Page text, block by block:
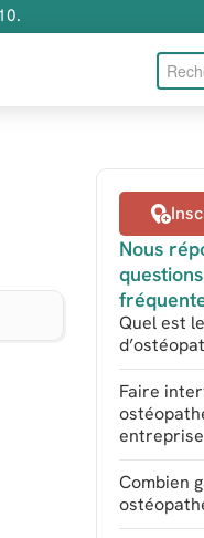
Nous
Quel est
Faire
entreprise
Combien